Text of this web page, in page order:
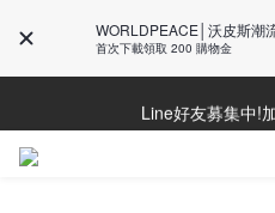
WORLDPEACE│沃皮斯潮
首次下載領取 200 購物金
Line好友募集中!
Line好友募集中!
防詐騙提醒!請勿聽從不明